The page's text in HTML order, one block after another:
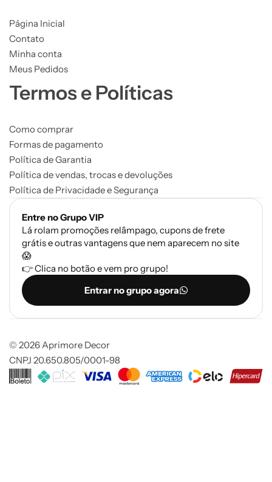
Página Inicial
Contato
Minha conta
Meus Pedidos
Termos e Políticas
Como comprar
Formas de pagamento
Política de Garantia
Política de vendas, trocas e devoluções
Política de Privacidade e Segurança
Entre no Grupo VIP
Lá rolam promoções relâmpago, cupons de frete
grátis e outras vantagens que nem aparecem no site
😱
👉 Clica no botão e vem pro grupo!
Entrar no grupo agora
© 2026 Aprimore Decor
CNPJ 20.650.805/0001-98